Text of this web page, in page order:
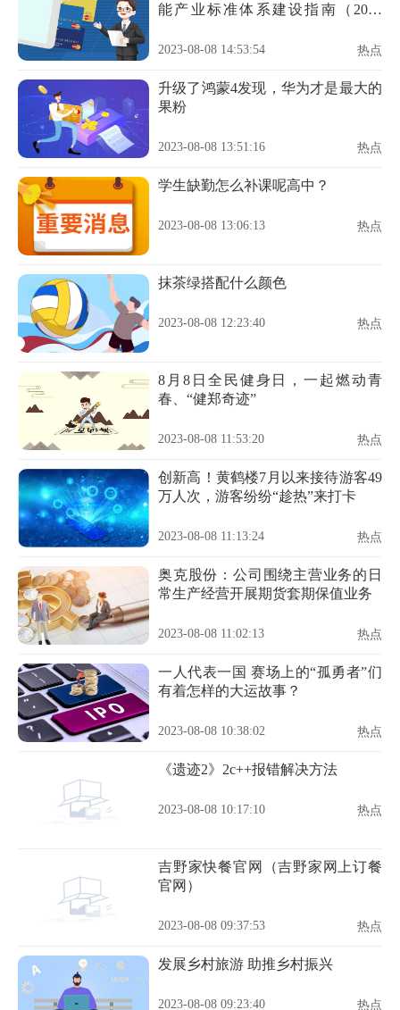
能产业标准体系建设指南（2023
2023-08-08 14:53:54 热点
升级了鸿蒙4发现，华为才是最大的
果粉
2023-08-08 13:51:16 热点
学生缺勤怎么补课呢高中？
2023-08-08 13:06:13 热点
抹茶绿搭配什么颜色
2023-08-08 12:23:40 热点
8月8日全民健身日，一起燃动青
春、“健郑奇迹”
2023-08-08 11:53:20 热点
创新高！黄鹤楼7月以来接待游客49
万人次，游客纷纷“趁热”来打卡
2023-08-08 11:13:24 热点
奥克股份：公司围绕主营业务的日
常生产经营开展期货套期保值业务
2023-08-08 11:02:13 热点
一人代表一国 赛场上的“孤勇者”们
有着怎样的大运故事？
2023-08-08 10:38:02 热点
《遗迹2》2c++报错解决方法
2023-08-08 10:17:10 热点
吉野家快餐官网（吉野家网上订餐
官网）
2023-08-08 09:37:53 热点
发展乡村旅游 助推乡村振兴
2023-08-08 09:23:40 热点